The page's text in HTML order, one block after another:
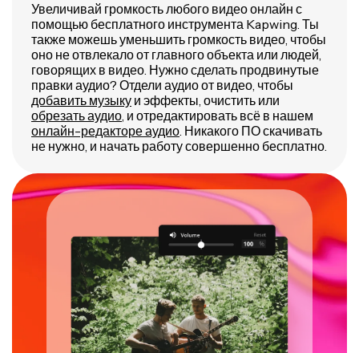
Увеличивай громкость любого видео онлайн с
помощью бесплатного инструмента Kapwing. Ты
также можешь уменьшить громкость видео, чтобы
оно не отвлекало от главного объекта или людей,
говорящих в видео. Нужно сделать продвинутые
правки аудио? Отдели аудио от видео, чтобы
добавить музыку и эффекты, очистить или
обрезать аудио, и отредактировать всё в нашем
онлайн-редакторе аудио. Никакого ПО скачивать
не нужно, и начать работу совершенно бесплатно.